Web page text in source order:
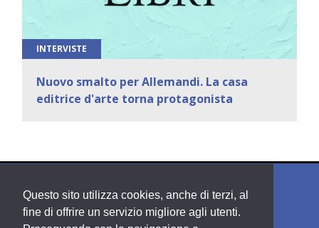
Questo sito utilizza cookies, anche di terzi, al
fine di offrire un servizio migliore agli utenti.
INTERVISTE
Nuovo smalto per Allemandi. La casa
editrice d'arte torna protagonista